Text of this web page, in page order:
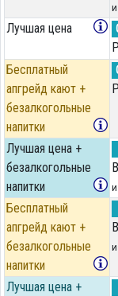
Лучшая цена
Бесплатный
апгрейд кают +
безалкогольные
напитки
Лучшая цена +
безалкогольные
напитки
Бесплатный
апгрейд кают +
безалкогольные
напитки
Лучшая цена +